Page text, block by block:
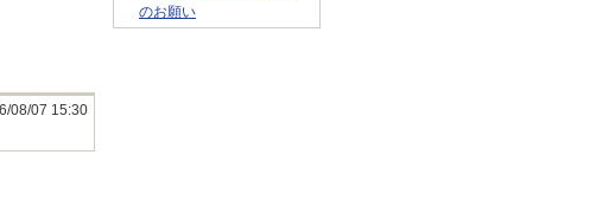
08/07 15:30
のお願い